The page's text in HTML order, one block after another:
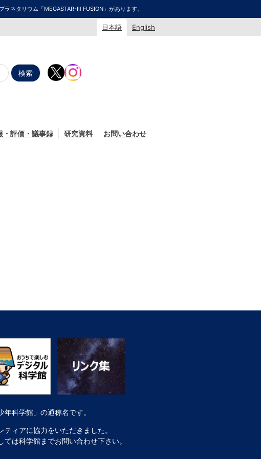
ネタリウム「MEGASTAR-Ⅲ FUSION」があります。
日本語 English
・評価・議事録 研究資料 お問い合わせ
科学館」の通称名です。
ィアに協力をいただきました。
は科学館までお問い合わせ下さい。